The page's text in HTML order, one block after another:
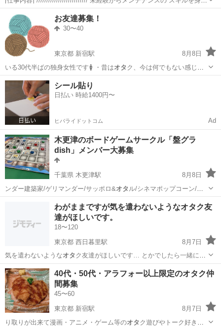
つけられるお仕事です！ 模型やプラモデルの作成など、 細かい作業が
得意な方、大歓迎です！ //////////////...
静岡 御殿場市 工場
お友達募集！
30〜40
東京都 新宿駅
8月8日
いる30代半ばの独身女性です🚺 ・昔はオタ ク、今は何でもない感じの
人。 ・アニメ…
東京 新宿区 新宿駅
シール貼り
日払い 時給1400円〜
ヒバライドットコム Ad
木更津のボードゲームサークル「盤グラ
dish」メンバー大募集
千葉県 木更津駅
8月8日
ンダー建築家/ゲリマンダー/サッポロ&オタ ル/シネマポップコーン/ト
レイルズ/ス…木更津市 木更津駅 その他 ラミィキューブ
わがままですが気を遣わないようなオタク友
達がほしいです。
18〜120
東京都 西日暮里駅
8月7日
気を遣わないようなオタ ク友達がほしいです… とかでしたら一緒にオ
タク友達グッズ漁りに…
東京 荒川区 西日暮里駅 アニメ
40代・50代・アラフォー以上限定のオタク仲
間募集
45〜60
東京都 新宿駅
8月7日
り取りが出来て漫画・アニメ・ゲーム等のオタ ク遊びやトーク好きな